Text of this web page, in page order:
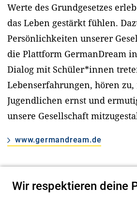
Werte des Grundgesetzes
das Leben gestärkt fühlen.
Persönlichkeiten unserer
die Plattform GermanDream
Dialog mit Schüler*innen
Lebenserfahrungen, hören
Jugendlichen ernst und
unsere Gesellschaft
www.germandream.de
Wir respektieren deine